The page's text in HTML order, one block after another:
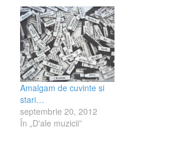
Amalgam de cuvinte si
stari…
septembrie 20, 2012
În „D'ale muzicii”